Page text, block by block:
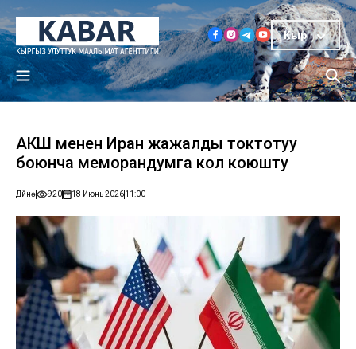
Кыр
АКШ менен Иран жаңжалды токтотуу
боюнча меморандумга кол коюшту
Дүйнө 920 18 Июнь 202611:00